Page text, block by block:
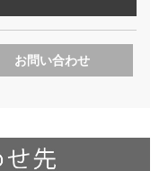
お問い合わせ